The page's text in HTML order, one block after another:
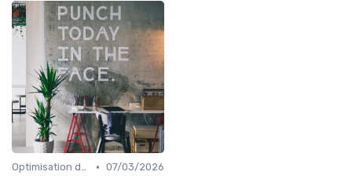
Optimisation des processus • 07/03/2026